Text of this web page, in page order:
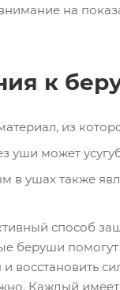
на
к
из
уши может
в ушах также
способ
беруши помогут
и восстановить
Каждый